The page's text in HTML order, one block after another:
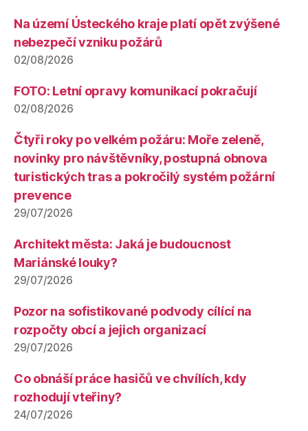
Na území Ústeckého kraje platí opět zvýšené
nebezpečí vzniku požárů
02/08/2026
FOTO: Letní opravy komunikací pokračují
02/08/2026
Čtyři roky po velkém požáru: Moře zeleně,
novinky pro návštěvníky, postupná obnova
turistických tras a pokročilý systém požární
prevence
29/07/2026
Architekt města: Jaká je budoucnost
Mariánské louky?
29/07/2026
Pozor na sofistikované podvody cílící na
rozpočty obcí a jejich organizací
29/07/2026
Co obnáší práce hasičů ve chvílích, kdy
rozhodují vteřiny?
24/07/2026